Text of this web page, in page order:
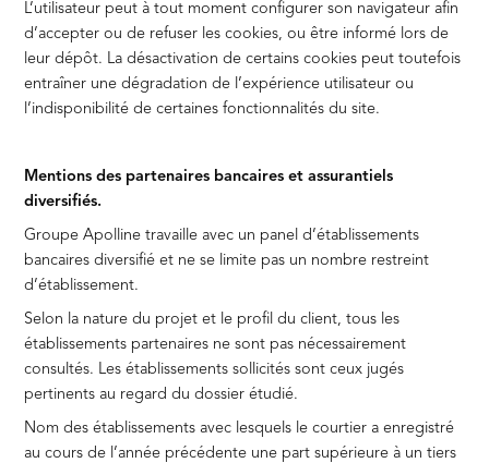
L’utilisateur peut à tout moment configurer son navigateur afin
d’accepter ou de refuser les cookies, ou être informé lors de
leur dépôt. La désactivation de certains cookies peut toutefois
entraîner une dégradation de l’expérience utilisateur ou
l’indisponibilité de certaines fonctionnalités du site.
Mentions des partenaires bancaires et assurantiels
diversifiés.
Groupe Apolline travaille avec un panel d’établissements
bancaires diversifié et ne se limite pas un nombre restreint
d’établissement.
Selon la nature du projet et le profil du client, tous les
établissements partenaires ne sont pas nécessairement
consultés. Les établissements sollicités sont ceux jugés
pertinents au regard du dossier étudié.
Nom des établissements avec lesquels le courtier a enregistré
au cours de l’année précédente une part supérieure à un tiers